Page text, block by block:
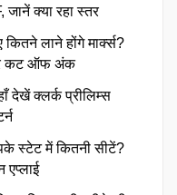
क्या रहा स्तर
लाने होंगे मार्क्स?
कट ऑफ अंक
देखें क्लर्क प्रीलिम्स
स्टेट में कितनी सीटें?